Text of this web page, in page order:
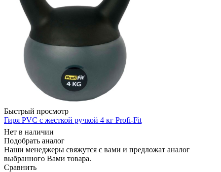
Быстрый просмотр
Гиря PVC с жесткой ручкой 4 кг Profi-Fit
Нет в наличии
Подобрать аналог
Наши менеджеры свяжутся с вами и предложат аналог
выбранного Вами товара.
Сравнить